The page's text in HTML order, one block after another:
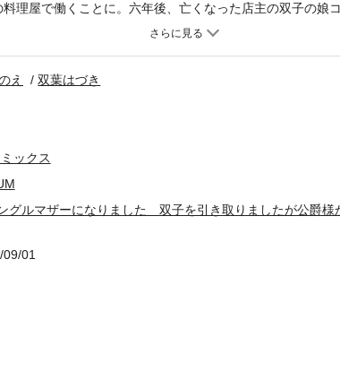
理屋で働くことに。六年後、亡くなった店主の双子の娘
……。双子の兄を名乗る公爵フレデリックが訪れ、相続争
すので、ご注意ください。】
え
双葉はづき
ックス
グルマザーになりました 双子を引き取りましたが公爵
01